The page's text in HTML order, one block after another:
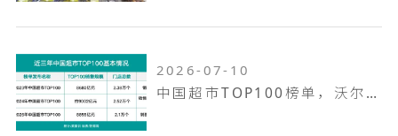
2026-07-10
中国超市TOP100榜单，沃尔玛何以越跑越远